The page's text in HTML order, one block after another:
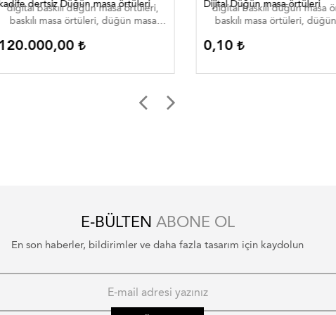
dertsiz Düğün masa örtüleri
baskılı düğün masa örtüleri,
masa örtüleri, düğün masa
masa ortuleri
Dijital Düğün masa örtüleri
digital baskılı düğün masa örtüleri,
baskılı masa örtüleri, düğün masa
masa ortuleri
0,10
E-BÜLTEN ABONE OL
En son haberler, bildirimler ve daha fazla tasarım için kaydolun